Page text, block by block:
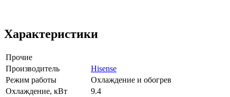
Характеристики
Прочие
Производитель
Hisense
Режим работы
Охлаждение и обогрев
Охлаждение, кВт
9.4